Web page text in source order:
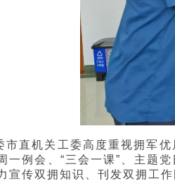
市直机关工委高度重视拥军
一例会、“三会一课”、主题
宣传双拥知识、刊发双拥工